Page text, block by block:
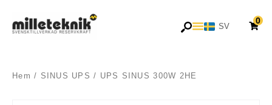
SV
EN
0
Hem / SINUS UPS / UPS SINUS 300W 2HE